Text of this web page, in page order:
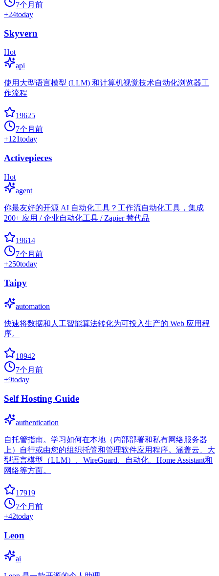
7个月前
+24today
Skyvern
Hot
api
使用大型语言模型 (LLM) 和计算机视觉技术自动化浏览器工
作流程
19625
7个月前
+121today
Activepieces
Hot
agent
你最友好的开源 AI 自动化工具？工作流自动化工具，集成
200+ 应用 / 企业自动化工具 / Zapier 替代品
19614
7个月前
+250today
Taipy
automation
快速将数据和人工智能算法转化为可投入生产的 Web 应用程
序。
18942
7个月前
+9today
Self Hosting Guide
authentication
自托管指南。学习如何在本地（内部部署和私有网络服务器
上）自行或由您的组织托管和管理软件应用程序。涵盖云、大
型语言模型（LLM）、WireGuard、自动化、Home Assistant和
网络等方面。
17919
7个月前
+42today
Leon
ai